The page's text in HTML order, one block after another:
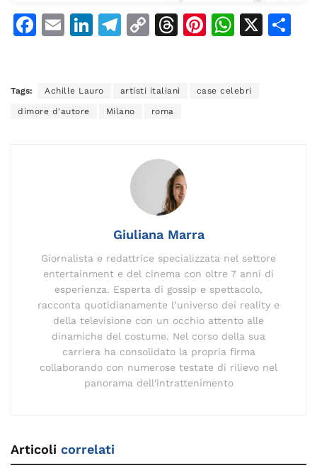
F
e
b
E
l
Li
e
dI
T
gr
a
C
y
Li
k
T
a
Pi
re
W
s
X
Tags: Achille Lauro artisti italiani case celebri
dimore d'autore Milano roma
Giuliana Marra
Giornalista e redattrice specializzata nel settore
entertainment e del cinema con oltre 7 anni di
esperienza. Esperta di gossip e spettacolo,
racconta quotidianamente l’universo dei reality e
della televisione con un occhio attento alle
dinamiche del costume. Nel corso della sua
carriera ha consolidato la propria firma
collaborando con numerose testate di rilievo nel
panorama dell'intrattenimento
Articoli correlati